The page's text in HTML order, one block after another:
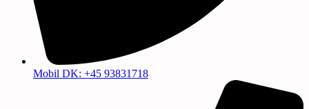
Mobil DK: +45 93831718